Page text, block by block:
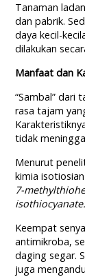
Tanaman
dan pabrik.
daya kecil-
dilakukan
Manfaat dan
“Sambal” dari
rasa tajam
tidak
Menurut
kimia
7-
isothiocyanate.
Keempat
antimikroba,
daging segar.
juga